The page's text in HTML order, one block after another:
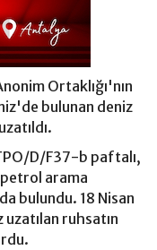
Ortaklığı'nın
bulunan deniz
D/F37-b paftalı,
arama
bulundu. 18 Nisan
ruhsatın